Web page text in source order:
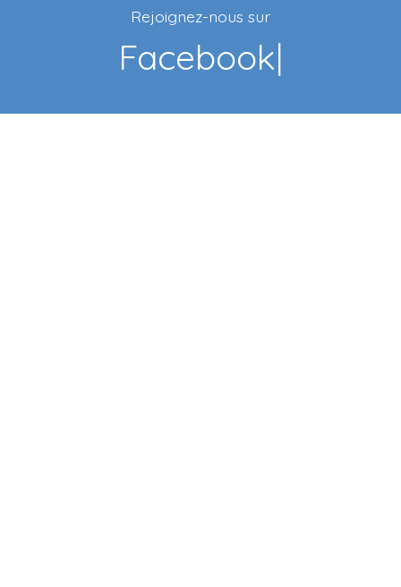
Rejoignez-nous sur
Meilleu|